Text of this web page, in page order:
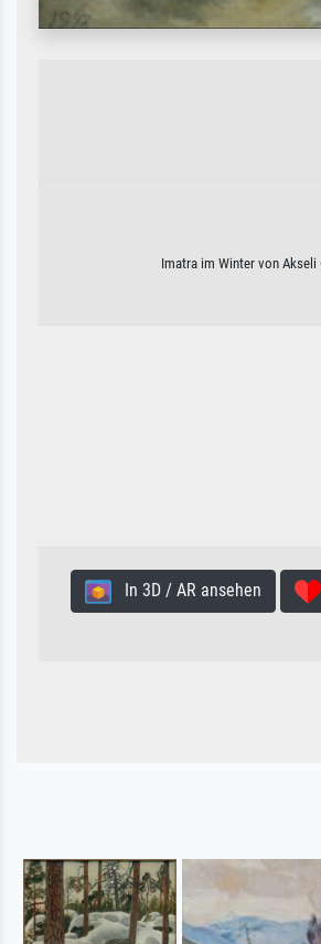
Imatra im Winter von Akseli
In 3D / AR ansehen